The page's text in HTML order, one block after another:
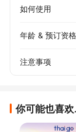
如何使用
年龄 & 预订资格
注意事项
你可能也喜